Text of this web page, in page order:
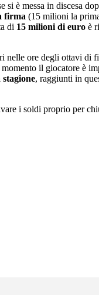
si è messa in discesa
firma (15 milioni la
di 15 milioni di euro è
nelle ore degli ottavi di
il giocatore è
, raggiunti in
i soldi proprio per